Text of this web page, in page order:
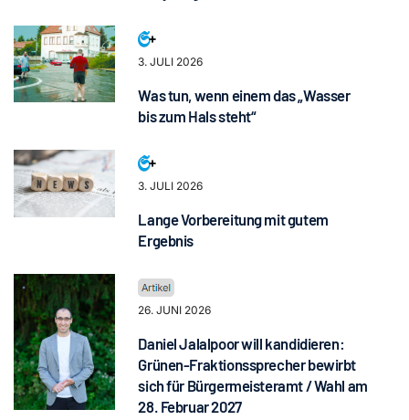
3. JULI 2026
Was tun, wenn einem das „Wasser
bis zum Hals steht“
3. JULI 2026
Lange Vorbereitung mit gutem
Ergebnis
26. JUNI 2026
Daniel Jalalpoor will kandidieren:
Grünen-Fraktionssprecher bewirbt
sich für Bürgermeisteramt / Wahl am
28. Februar 2027